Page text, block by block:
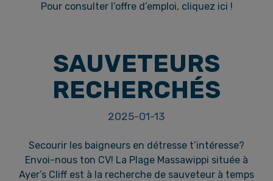
Pour consulter l’offre d’emploi, cliquez ici !
SAUVETEURS
RECHERCHÉS
2025-01-13
Secourir les baigneurs en détresse t’intéresse?
Envoi-nous ton CV! La Plage Massawippi située à
Ayer’s Cliff est à la recherche de sauveteur à temps